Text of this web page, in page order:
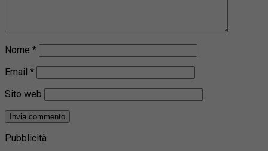
Nome *
Email *
Sito web
Pubblicità